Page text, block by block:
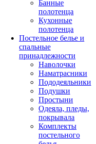
Банные
полотенца
Кухонные
полотенца
Постельное белье и
спальные
принадлежности
Наволочки
Наматрасники
Пододеяльники
Подушки
Простыни
Одеяла, пледы,
покрывала
Комплекты
постельного